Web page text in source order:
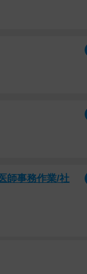
師事務作業/社